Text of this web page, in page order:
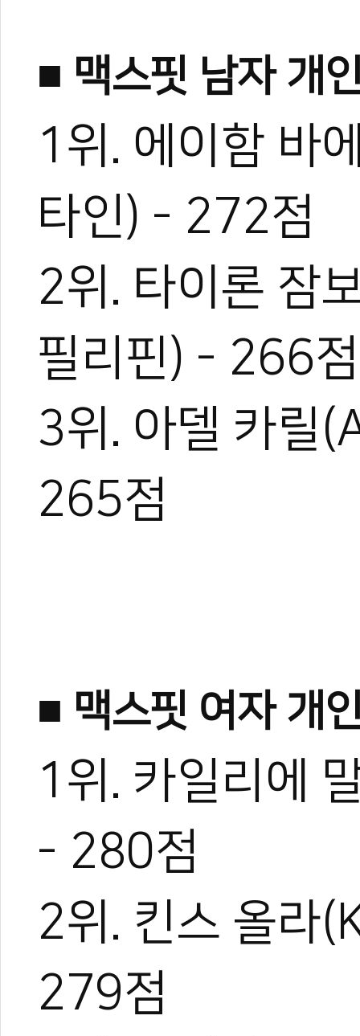
■ 맥스핏 남자 개
1위. 에이함 바
타인) - 272점
2위. 타이론 잠
필리핀) - 266점
3위. 아델 카릴
265점
■ 맥스핏 여자 개
1위. 카일리에
- 280점
2위. 킨스 올라
279점
관련 뉴스
[2024 파리] 韓
2024 파리 올림